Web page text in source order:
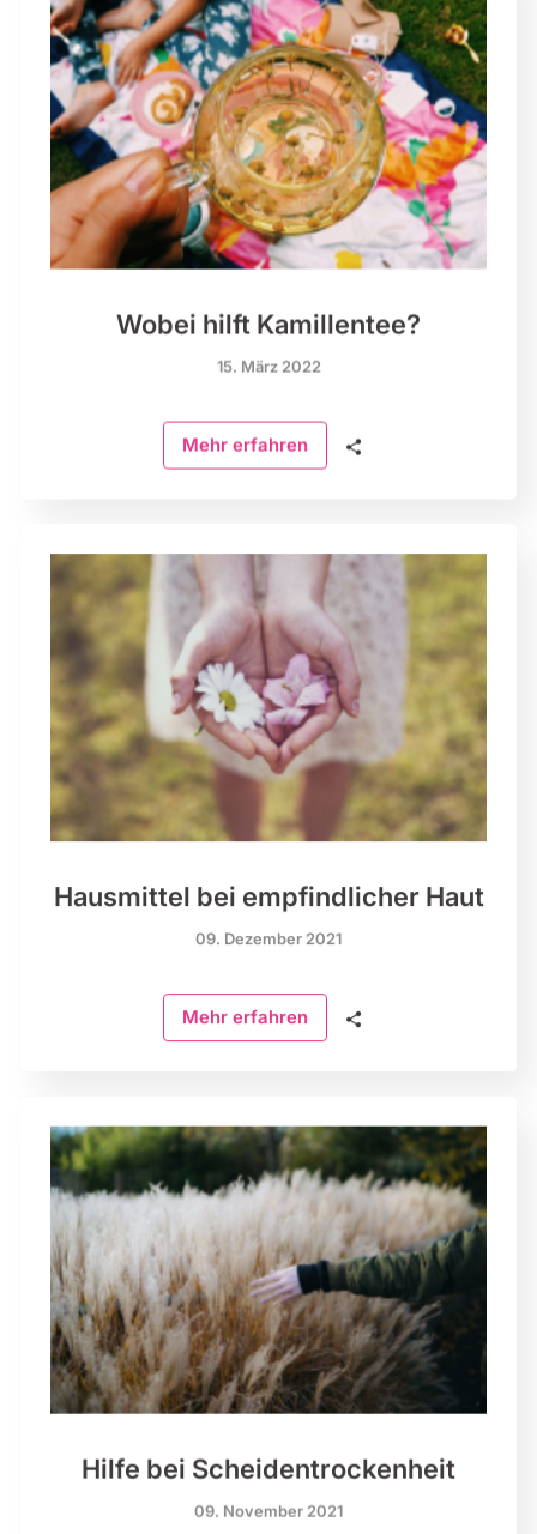
Wobei hilft Kamillentee?
15. März 2022
Mehr erfahren 🗣
Hausmittel bei empfindlicher Haut
09. Dezember 2021
Mehr erfahren 🗣
Hilfe bei Scheidentrockenheit
09. November 2021